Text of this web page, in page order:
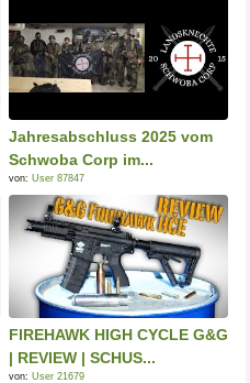
Jahresabschluss 2025 vom
Schwoba Corp im...
von: User 87847
FIREHAWK HIGH CYCLE G&G
| REVIEW | SCHUS...
von: User 21679